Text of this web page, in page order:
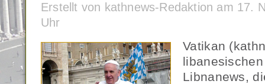
Erstellt von kathnews-Redaktion am 17.
Uhr
Vatikan
Libnanews,